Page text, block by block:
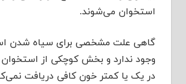
استخوان می‌‌شوند.
گاهی‌ علت مشخصی برای سیاه شدن
وجود ندارد و بخش کوچکی از استخوان
در یک یا کمتر خون کافی دریافت